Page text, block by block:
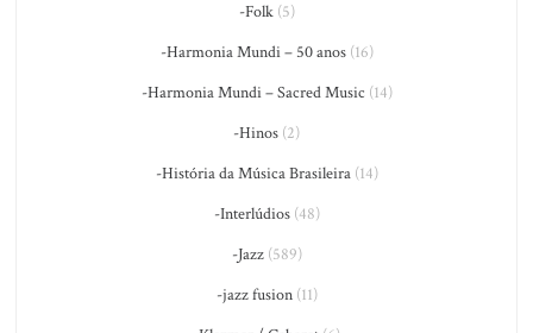
-Folk(5)
-Harmonia Mundi – 50 anos(16)
-Harmonia Mundi – Sacred Music (14)
-Hinos (2)
-História da Música Brasileira(14)
-Interlúdios(48)
-Jazz(589)
-jazz fusion(11)